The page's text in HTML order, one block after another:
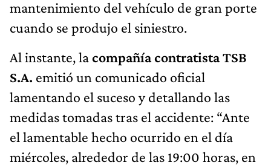
mantenimiento del vehículo de gran porte
cuando se produjo el siniestro.
Al instante, lacompañía contratistaTSB
S.A. emitió un comunicado oficial
lamentando el suceso y detallando las
medidas tomadas tras el accidente: “Ante
el lamentable hecho ocurrido en el día
miércoles, alrededor de las 19:00 horas, en